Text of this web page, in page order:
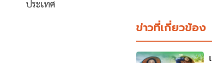
ประเทศ
ข่าวที่เกี่ยวข้อง